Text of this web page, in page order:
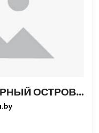
ЗАГАДОЧНЫЙ СЕВЕРНЫЙ ОСТРОВ ТУЛЕ